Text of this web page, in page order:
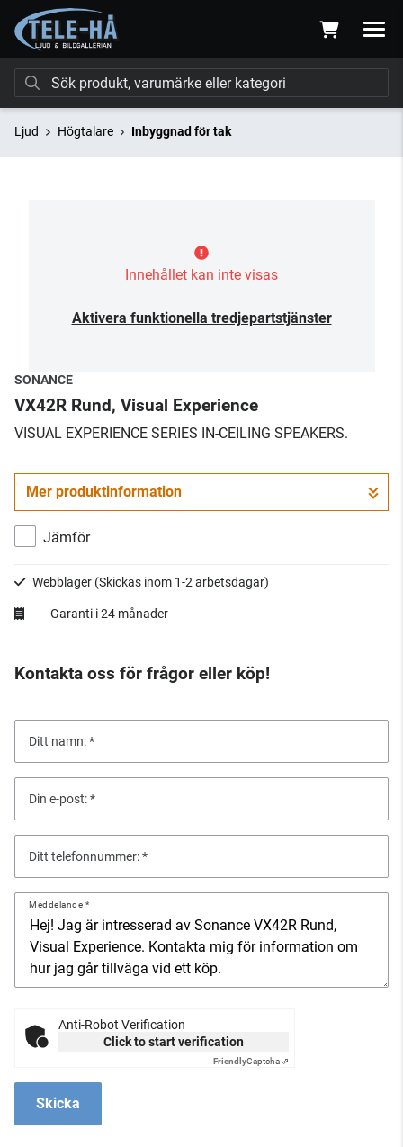
Ljud Högtalare Inbyggnad för tak
Innehållet kan inte visas
Aktivera funktionella tredjepartstjänster
SONANCE
VX42R Rund, Visual Experience
VISUAL EXPERIENCE SERIES IN-CEILING SPEAKERS.
Mer produktinformation
Jämför
Webblager (Skickas inom 1-2 arbetsdagar)
Garanti i 24 månader
Kontakta oss för frågor eller köp!
Ditt namn:
Din e-post:
Ditt telefonnummer:
Meddelande
Anti-Robot Verification
Click to start verification
FriendlyCaptcha ⇗
Skicka